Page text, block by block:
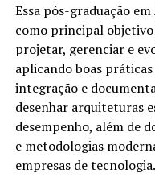
Essa pós-graduação
como principal
projetar, gerenciar e
aplicando boas
integração e
desenhar arquiteturas
desempenho, além de
e metodologias
empresas de tecnologia.